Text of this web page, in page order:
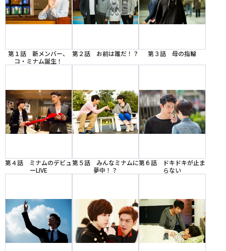
第１話 新メンバー、
コ・ミナム誕生！
第２話 お前は誰だ！？ 第３話 母の指輪
第４話 ミナムのデビュ
ーLIVE
第５話 みんなミナムに
夢中！？
第６話 ドキドキが止ま
らない